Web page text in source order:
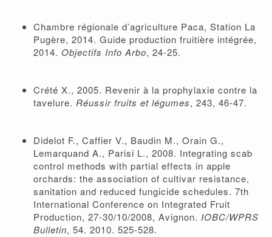
Chambre régionale d’agriculture Paca, Station La
Pugère, 2014. Guide production fruitière intégrée,
2014. Objectifs Info Arbo, 24-25.
Crété X., 2005. Revenir à la prophylaxie contre la
tavelure. Réussir fruits et légumes, 243, 46-47.
Didelot F., Caffier V., Baudin M., Orain G.,
Lemarquand A., Parisi L., 2008. Integrating scab
control methods with partial effects in apple
orchards: the association of cultivar resistance,
sanitation and reduced fungicide schedules. 7th
International Conference on Integrated Fruit
Production, 27-30/10/2008, Avignon. IOBC/WPRS
Bulletin, 54. 2010. 525-528.